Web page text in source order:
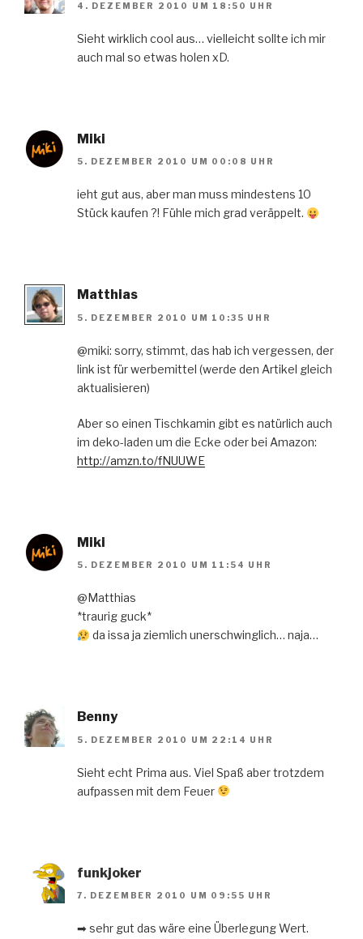
4. DEZEMBER 2010 UM 18:50 UHR
Sieht wirklich cool aus… vielleicht sollte ich mir
auch mal so etwas holen xD.
Miki
5. DEZEMBER 2010 UM 00:08 UHR
ieht gut aus, aber man muss mindestens 10
Stück kaufen ?! Fühle mich grad veräppelt.
Matthias
5. DEZEMBER 2010 UM 10:35 UHR
@miki: sorry, stimmt, das hab ich vergessen, der
link ist für werbemittel (werde den Artikel gleich
aktualisieren)
Aber so einen Tischkamin gibt es natürlich auch
im deko-laden um die Ecke oder bei Amazon:
http://amzn.to/fNUUWE
Miki
5. DEZEMBER 2010 UM 11:54 UHR
@Matthias
*traurig guck*
da issa ja ziemlich unerschwinglich… naja…
Benny
5. DEZEMBER 2010 UM 22:14 UHR
Sieht echt Prima aus. Viel Spaß aber trotzdem
aufpassen mit dem Feuer
funkjoker
7. DEZEMBER 2010 UM 09:55 UHR
➡ sehr gut das wäre eine Überlegung Wert.